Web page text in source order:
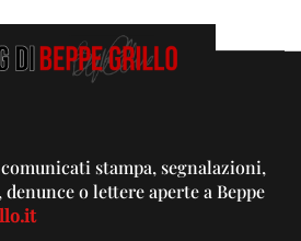
stampa, segnalazioni,
o lettere aperte a Beppe